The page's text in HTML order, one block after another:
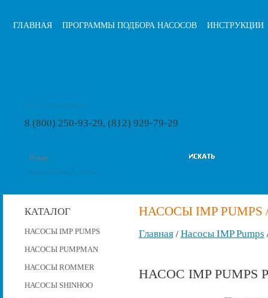
ГЛАВНАЯ ПРОГРАММЫ ПОДБОРА НАСОСОВ ИНСТРУКЦИИ
8 (800) 250-93-29, (812) 929-79-29
КАТАЛОГ
НАСОСЫ IMP PUMPS
НАСОСЫ PUMPMAN
НАСОСЫ ROMMER
НАСОСЫ SHINHOO
НАСОСЫ IMP PUMPS
Главная/ Насосы IMP Pumps
НАСОС IMP PUMPS